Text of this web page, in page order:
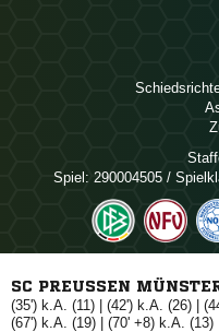
Spiel: 290004505 /
SC PREUSSEN MÜNSTER
(35') k.A. (11) | (42') k.A. (26) |
(67') k.A. (19) | (70' +8) k.A. (13)